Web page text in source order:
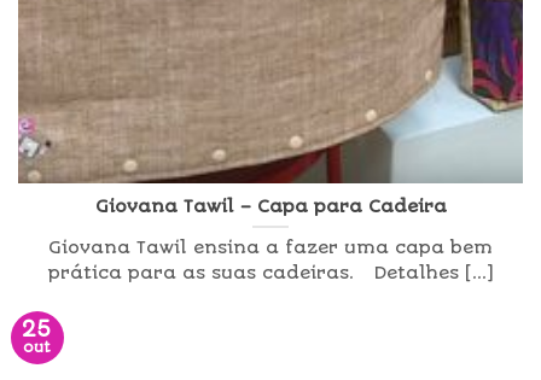
Giovana Tawil – Capa para Cadeira
Giovana Tawil ensina a fazer uma capa bem
prática para as suas cadeiras. Detalhes [...]
25
out